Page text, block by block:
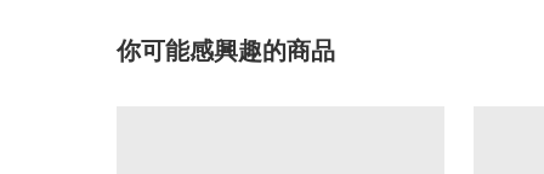
你可能感興趣的商品